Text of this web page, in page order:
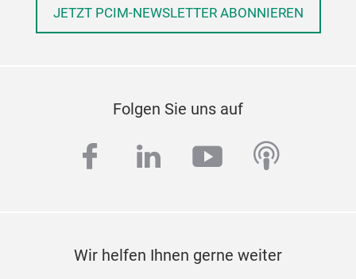
JETZT PCIM-NEWSLETTER ABONNIEREN
Folgen Sie uns auf
facebook
linkedinyoutube
Wir helfen Ihnen gerne weiter